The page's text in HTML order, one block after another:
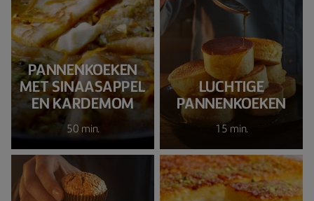
PANNENKOEKEN
MET SINAASAPPEL
EN KARDEMOM
50 min.
LUCHTIGE
PANNENKOEKEN
15 min.